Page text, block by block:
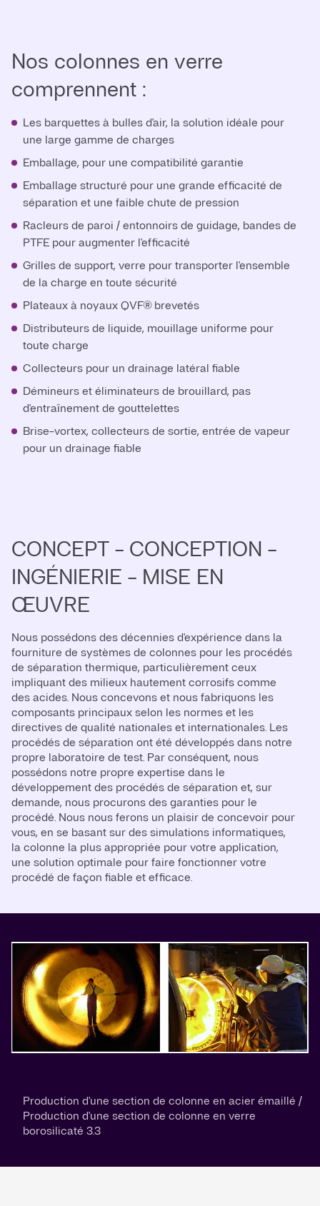
Nos colonnes en verre
comprennent :
Les barquettes à bulles d'air, la solution idéale pour
une large gamme de charges
Emballage, pour une compatibilité garantie
Emballage structuré pour une grande efficacité de
séparation et une faible chute de pression
Racleurs de paroi / entonnoirs de guidage, bandes de
PTFE pour augmenter l'efficacité
Grilles de support, verre pour transporter l'ensemble
de la charge en toute sécurité
Plateaux à noyaux QVF® brevetés
Distributeurs de liquide, mouillage uniforme pour
toute charge
Collecteurs pour un drainage latéral fiable
Démineurs et éliminateurs de brouillard, pas
d'entraînement de gouttelettes
Brise-vortex, collecteurs de sortie, entrée de vapeur
pour un drainage fiable
CONCEPT - CONCEPTION -
INGÉNIERIE - MISE EN
ŒUVRE
Nous possédons des décennies d'expérience dans la
fourniture de systèmes de colonnes pour les procédés
de séparation thermique, particulièrement ceux
impliquant des milieux hautement corrosifs comme
des acides. Nous concevons et nous fabriquons les
composants principaux selon les normes et les
directives de qualité nationales et internationales. Les
procédés de séparation ont été développés dans notre
propre laboratoire de test. Par conséquent, nous
possédons notre propre expertise dans le
développement des procédés de séparation et, sur
demande, nous procurons des garanties pour le
procédé. Nous nous ferons un plaisir de concevoir pour
vous, en se basant sur des simulations informatiques,
la colonne la plus appropriée pour votre application,
une solution optimale pour faire fonctionner votre
procédé de façon fiable et efficace.
Production d'une section de colonne en acier émaillé /
Production d'une section de colonne en verre
borosilicaté 3.3